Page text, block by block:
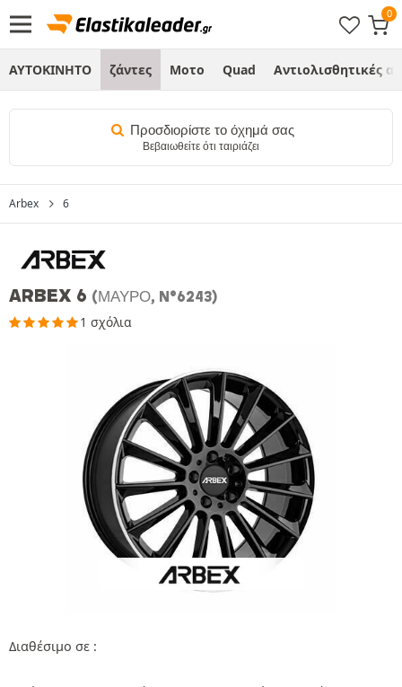
ΑΥΤΟΚΙΝΗΤΟ ζάντες Μοτο Quad Αντιολισθητικές
Προσδιορίστε το όχημά σας
Βεβαιωθείτε ότι ταιριάζει
Arbex 6
ARBEX 6 (ΜΑΎΡΟ, N°6243)
1 σχόλια
Διαθέσιμο σε :